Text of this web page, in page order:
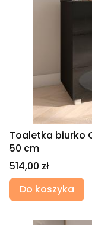
Toaletka biurko
50 cm
Cena
514,00 zł
Do koszyka